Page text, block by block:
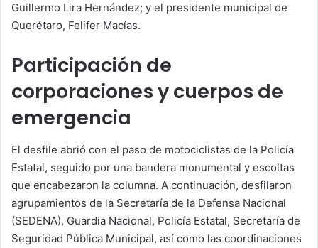
Guillermo Lira Hernández; y el presidente municipal de
Querétaro, Felifer Macías.
Participación de
corporaciones y cuerpos de
emergencia
El desfile abrió con el paso de motociclistas de la Policía
Estatal, seguido por una bandera monumental y escoltas
que encabezaron la columna. A continuación, desfilaron
agrupamientos de la Secretaría de la Defensa Nacional
(SEDENA), Guardia Nacional, Policía Estatal, Secretaría de
Seguridad Pública Municipal, así como las coordinaciones